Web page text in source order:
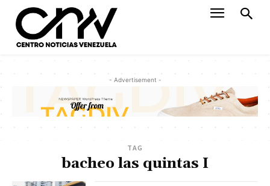
- Advertisement -
TAG
bacheo las quintas I